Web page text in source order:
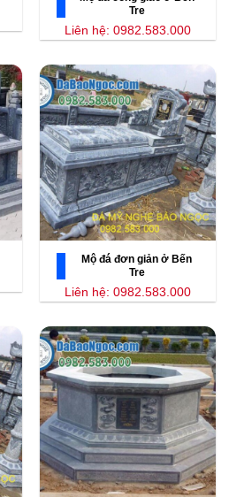
Tre
Liên hệ: 0982.583.000
Mộ đá đơn giản ở Bến
Tre
Liên hệ: 0982.583.000